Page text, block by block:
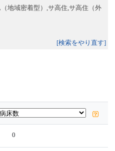
地域密着型）,サ高住,サ高住（外
[検索をやり直す]
0